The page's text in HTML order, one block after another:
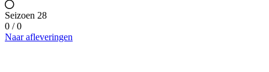
Seizoen 28
0 / 0
Naar afleveringen